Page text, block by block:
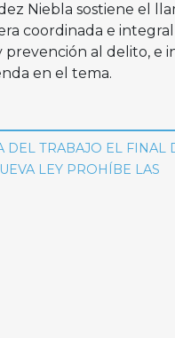
Niebla sostiene el
coordinada e
prevención al delito, e
en el tema.
DEL TRABAJO EL FINAL
LEY PROHÍBE LAS